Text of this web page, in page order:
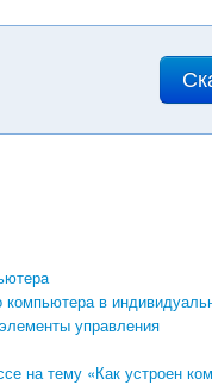
компьютера в
управления
на тему «Как устроен